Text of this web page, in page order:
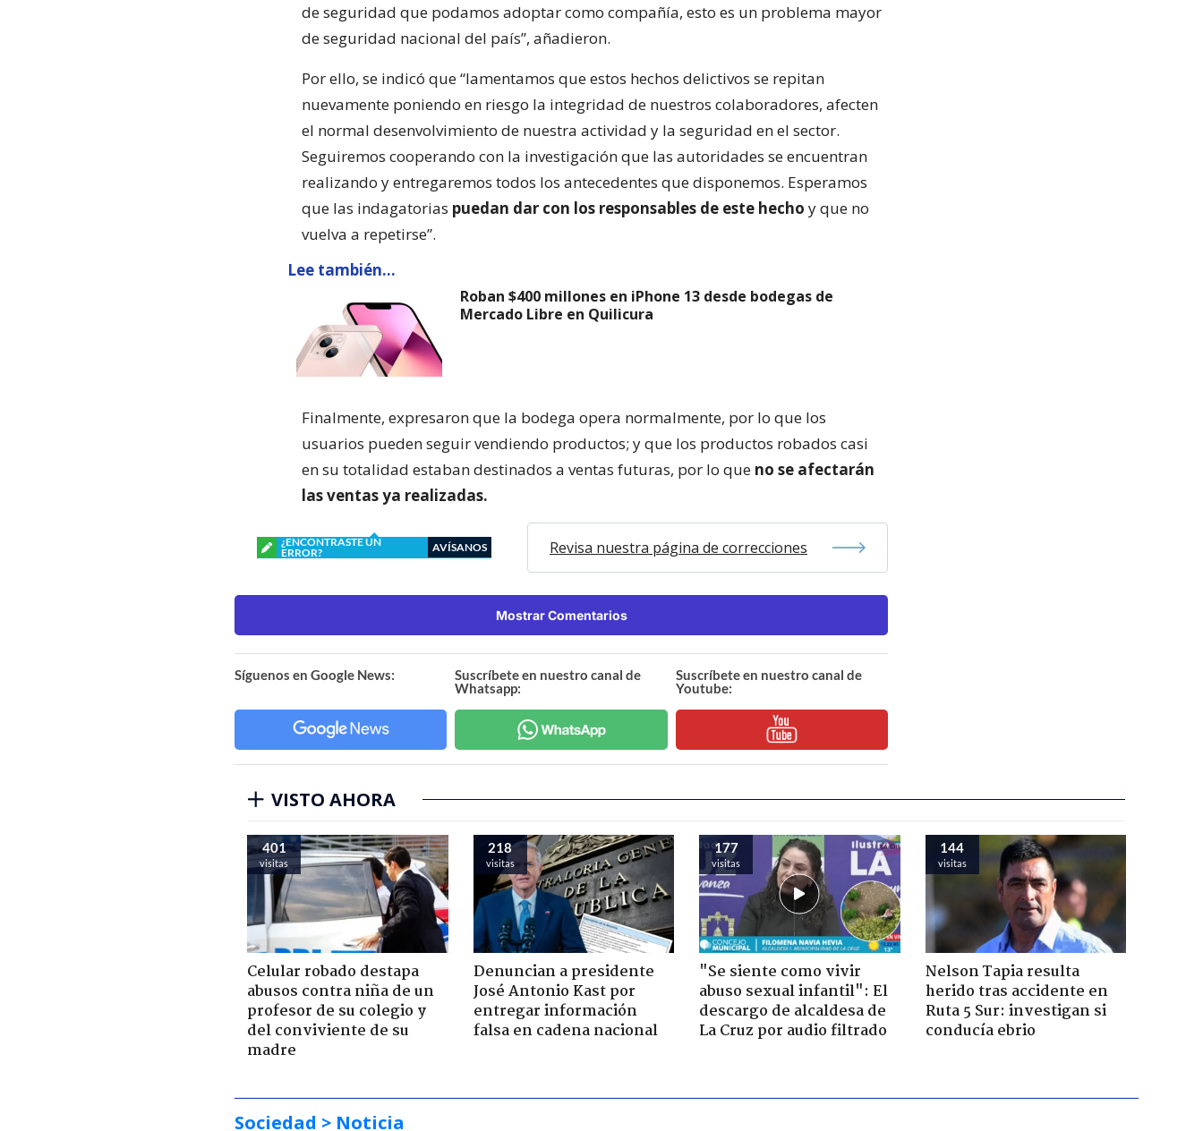
de seguridad que podamos adoptar como compañía, esto es un problema mayor
de seguridad nacional del país”, añadieron.
Por ello, se indicó que “lamentamos que estos hechos delictivos se repitan
nuevamente poniendo en riesgo la integridad de nuestros colaboradores, afecten
el normal desenvolvimiento de nuestra actividad y la seguridad en el sector.
Seguiremos cooperando con la investigación que las autoridades se encuentran
realizando y entregaremos todos los antecedentes que disponemos. Esperamos
que las indagatorias puedan dar con los responsables de este hecho y que no
vuelva a repetirse”.
Lee también...
Roban $400 millones en iPhone 13 desde bodegas de
Mercado Libre en Quilicura
Finalmente, expresaron que la bodega opera normalmente, por lo que los
usuarios pueden seguir vendiendo productos; y que los productos robados casi
en su totalidad estaban destinados a ventas futuras, por lo que no se afectarán
las ventas ya realizadas.
¿ENCONTRASTE UN
ERROR?
AVÍSANOS Revisa nuestra página de correcciones
Mostrar Comentarios
Síguenos en Google News:
Suscríbete en nuestro canal de
Whatsapp:
Suscríbete en nuestro canal de
Youtube:
VISTO AHORA
401
visitas
Celular robado destapa
abusos contra niña de un
profesor de su colegio y
del conviviente de su
madre
218
visitas
Denuncian a presidente
José Antonio Kast por
entregar información
falsa en cadena nacional
177
visitas
"Se siente como vivir
abuso sexual infantil": El
descargo de alcaldesa de
La Cruz por audio filtrado
144
visitas
Nelson Tapia resulta
herido tras accidente en
Ruta 5 Sur: investigan si
conducía ebrio
Sociedad > Noticia